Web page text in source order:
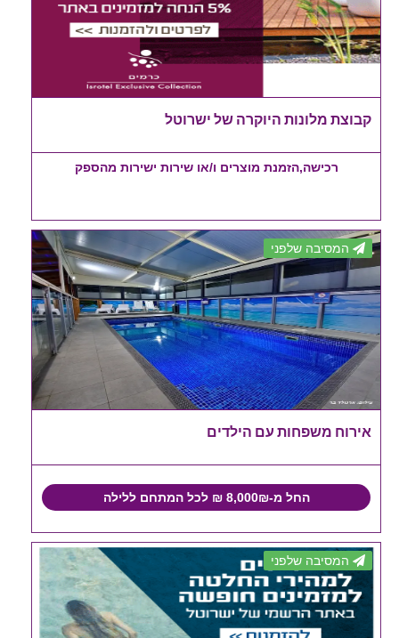
קבוצת מלונות היוקרה של ישרוטל
רכישה,הזמנת מוצרים ו/או שירות ישירות מהספק
המסיבה שלפני
אירוח משפחות עם הילדים
החל מ-8,000₪ ₪ לכל המתחם ללילה
המסיבה שלפני